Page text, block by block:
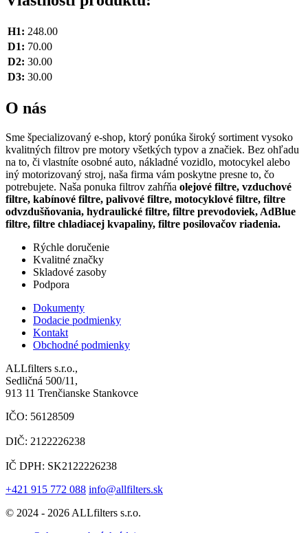
H1: 248.00
D1: 70.00
D2: 30.00
D3: 30.00
O nás
Sme špecializovaný e-shop, ktorý ponúka široký sortiment vysoko
kvalitných filtrov pre motory všetkých typov a značiek. Bez ohľadu
na to, či vlastníte osobné auto, nákladné vozidlo, motocykel alebo
iný motorizovaný stroj, naša firma vám poskytne presne to, čo
potrebujete. Naša ponuka filtrov zahŕňa olejové filtre, vzduchové
filtre, kabínové filtre, palivové filtre, motocyklové filtre, filtre
odvzdušňovania, hydraulické filtre, filtre prevodoviek, AdBlue
filtre, filtre chladiacej kvapaliny, filtre posilovačov riadenia.
Rýchle doručenie
Kvalitné značky
Skladové zasoby
Podpora
Dokumenty
Dodacie podmienky
Kontakt
Obchodné podmienky
ALLfilters s.r.o.,
Sedličná 500/11,
913 11 Trenčianske Stankovce
IČO: 56128509
DIČ: 2122226238
IČ DPH: SK2122226238
+421 915 772 088 info@allfilters.sk
© 2024 - 2026 ALLfilters s.r.o.